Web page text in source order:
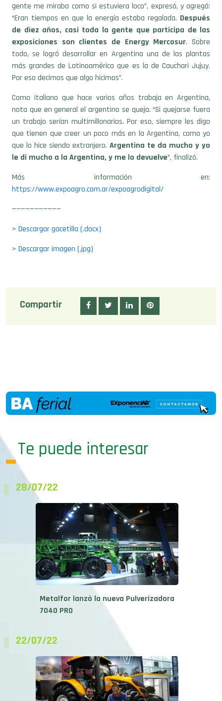
gente me miraba como si estuviera loco”, expresó, y agregó:
“Eran tiempos en que la energía estaba regalada. Después
de diez años, casi toda la gente que participa de las
exposiciones son clientes de Energy Mercosur. Sobre
todo, se logró desarrollar en Argentina una de las plantas
más grandes de Latinoamérica que es la de Cauchari Jujuy.
Por eso decimos que algo hicimos”.
Como italiano que hace varios años trabaja en Argentina,
nota que en general el argentino se queja. “Si quejarse fuera
un trabajo serían multimillonarios. Por eso, siempre les digo
que tienen que creer un poco más en la Argentina, como yo
que lo hice siendo extranjero. Argentina te da mucho y yo
le di mucho a la Argentina, y me lo devuelve”, finalizó.
Más información en:
https://www.expoagro.com.ar/expoagrodigital/
———————————
> Descargar gacetilla (.docx)
> Descargar imagen (.jpg)
Compartir
Te puede interesar
28/07/22
Metalfor lanzó la nueva Pulverizadora
7040 PRO
22/07/22